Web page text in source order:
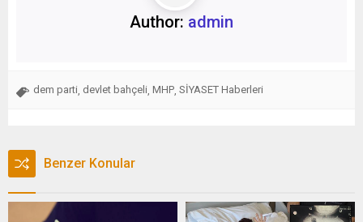
Author: admin
dem parti devlet bahçeli MHP SİYASET Haberleri
Benzer Konular